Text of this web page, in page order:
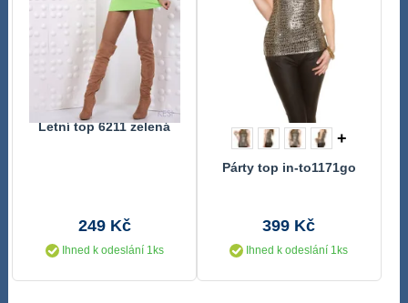
Letní top 6211 zelená
249 Kč
Ihned k odeslání 1ks
+
Párty top in-to1171go
399 Kč
Ihned k odeslání 1ks